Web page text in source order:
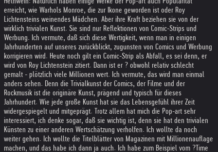
erreicht, wie Warhols Monroe, die zur Ikone geworden ist oder Roy
Lichtensteins weinendes Mädchen. Aber ihre Kraft beziehen sie von der
wirklich trivialen Kunst. Sie sind nur Reflektionen von Comic-Strips und
Werbung. Ich vermute, daß sich diese Wertigkeit, wenn man in einigen
Jahrhunderten auf unseres zurückblickt, zugunsten von Comics und Werbung
korrigieren wird. Heute noch gilt ein Comic-Strip als Abfall, es sei denn, er
wird von Roy Lichtenstein zitiert. Dann ist er ? obwohl relativ schlecht
gemalt - plötzlich viele Millionen wert. Ich vermute, das wird man einmal
anders sehen. Denn die Trivialkunst der Comics, der Filme und der
Rockmusik ist die originäre Kunst, prägend und typisch für dieses
Jahrhundert. Wie jede große Kunst hat sie das Lebensgefühl ihrer Zeit
widergespiegelt und mitgeprägt. Trotz allem hat mich die Pop-art sehr
interessiert, ich denke sogar, daß sie wichtig ist, denn sie hat den trivialen
Künsten zu einer anderen Wertschätzung verholfen. Ich wollte da noch
weiter gehen. Ich wollte die Titelblätter von Magazinen mit Millionenauflage
machen, und das habe ich dann ja auch. Ich habe zum Beispiel vom ?Time